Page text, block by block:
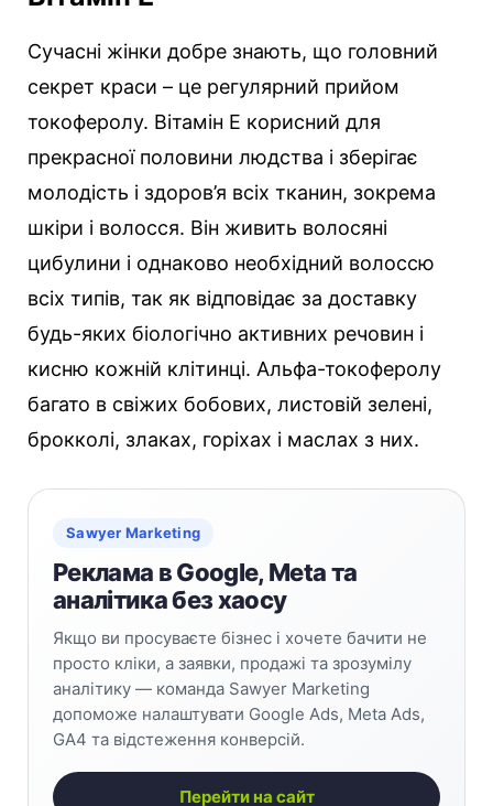
Сучасні жінки добре знають, що головний
секрет краси – це регулярний прийом
токоферолу. Вітамін Е корисний для
прекрасної половини людства і зберігає
молодість і здоров’я всіх тканин, зокрема
шкіри і волосся. Він живить волосяні
цибулини і однаково необхідний волоссю
всіх типів, так як відповідає за доставку
будь-яких біологічно активних речовин і
кисню кожній клітинці. Альфа-токоферолу
багато в свіжих бобових, листовій зелені,
брокколі, злаках, горіхах і маслах з них.
Sawyer Marketing
Реклама в Google, Meta та
аналітика без хаосу
Якщо ви просуваєте бізнес і хочете бачити не
просто кліки, а заявки, продажі та зрозумілу
аналітику — команда Sawyer Marketing
допоможе налаштувати Google Ads, Meta Ads,
GA4 та відстеження конверсій.
Перейти на сайт